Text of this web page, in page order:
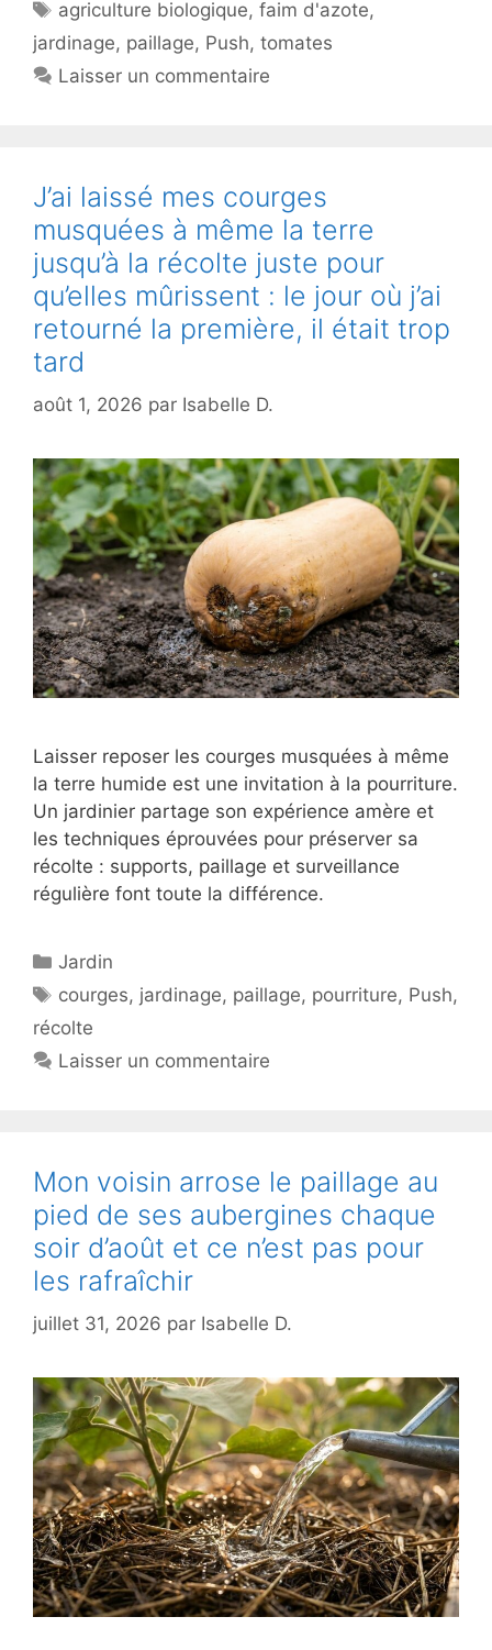
Étiquettes
agriculture biologique,faim d'azote,
jardinage, paillage, Push, tomates
Laisser un commentaire
J’ai laissé mes courges
musquées à même la terre
jusqu’à la récolte juste pour
qu’elles mûrissent : le jour où j’ai
retourné la première, il était trop
tard
août 1, 2026 par Isabelle D.
Laisser reposer les courges musquées à même
la terre humide est une invitation à la pourriture.
Un jardinier partage son expérience amère et
les techniques éprouvées pour préserver sa
récolte : supports, paillage et surveillance
régulière font toute la différence.
Catégories
Jardin
Étiquettes
courges, jardinage, paillage, pourriture, Push,
récolte
Laisser un commentaire
Mon voisin arrose le paillage au
pied de ses aubergines chaque
soir d’août et ce n’est pas pour
les rafraîchir
juillet 31, 2026 par Isabelle D.